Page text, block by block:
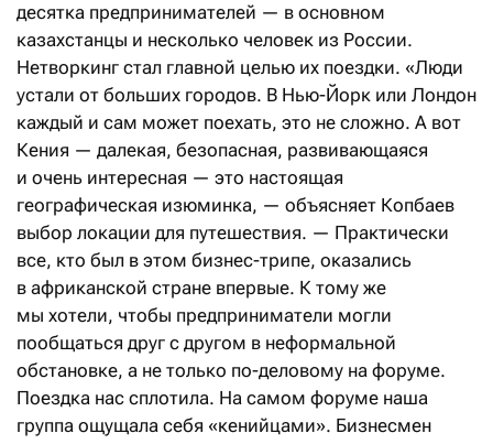
десятка предпринимателей — в основном
казахстанцы и несколько человек из России.
Нетворкинг стал главной целью их поездки. «Люди
устали от больших городов. В Нью-Йорк или Лондон
каждый и сам может поехать, это не сложно. А вот
Кения — далекая, безопасная, развивающаяся
и очень интересная — это настоящая
географическая изюминка, — объясняет Копбаев
выбор локации для путешествия. — Практически
все, кто был в этом бизнес-трипе, оказались
в африканской стране впервые. К тому же
мы хотели, чтобы предприниматели могли
пообщаться друг с другом в неформальной
обстановке, а не только по-деловому на форуме.
Поездка нас сплотила. На самом форуме наша
группа ощущала себя «кенийцами». Бизнесмен